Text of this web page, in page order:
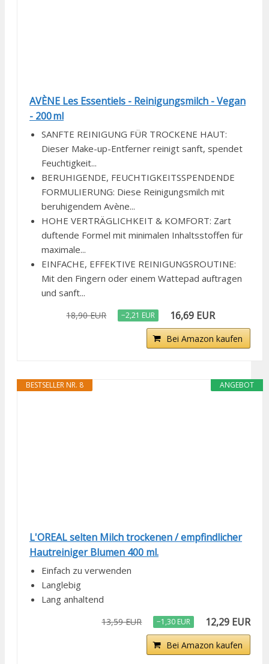
AVÈNE Les Essentiels - Reinigungsmilch - Vegan
- 200 ml
SANFTE REINIGUNG FÜR TROCKENE HAUT:
Dieser Make-up-Entferner reinigt sanft, spendet
Feuchtigkeit...
BERUHIGENDE, FEUCHTIGKEITSSPENDENDE
FORMULIERUNG: Diese Reinigungsmilch mit
beruhigendem Avène...
HOHE VERTRÄGLICHKEIT & KOMFORT: Zart
duftende Formel mit minimalen Inhaltsstoffen für
maximale...
EINFACHE, EFFEKTIVE REINIGUNGSROUTINE:
Mit den Fingern oder einem Wattepad auftragen
und sanft...
18,90 EUR −2,21 EUR 16,69 EUR
Bei Amazon kaufen
ANGEBOT
BESTSELLER NR. 8
L'OREAL selten Milch trockenen / empfindlicher
Hautreiniger Blumen 400 ml.
Einfach zu verwenden
Langlebig
Lang anhaltend
13,59 EUR −1,30 EUR 12,29 EUR
Bei Amazon kaufen